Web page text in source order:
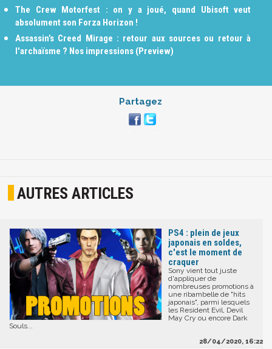
The Crew Motorfest : on y a joué, quand Ubisoft veut
absolument son Forza Horizon !
Assassin’s Creed Mirage : retour aux sources ou retour à
l'archaïsme ? Nos impressions (Preview)
Partagez
AUTRES ARTICLES
PS4 : plein de jeux
japonais en soldes,
c'est le moment de
craquer
Sony vient tout juste
d'appliquer de
nombreuses promotions à
une ribambelle de "hits
japonais", parmi lesquels
les Resident Evil, Devil
May Cry ou encore Dark
Souls...
28/04/2020, 16:22